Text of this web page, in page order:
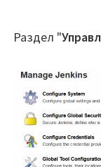
Раздел "